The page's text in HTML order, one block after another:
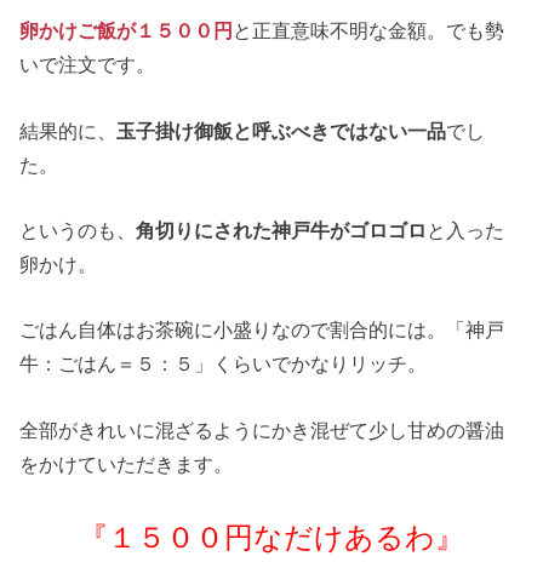
卵かけご飯が１５００円 と正直意味不明な金額。でも勢
いで注文です。
結果的に、 玉子掛け御飯と呼ぶべきではない一品でし
た。
というのも、角切りにされた神戸牛がゴロゴロ と入った
卵かけ。
ごはん自体はお茶碗に小盛りなので割合的には。「神戸
牛：ごはん＝５：５」くらいでかなりリッチ。
全部がきれいに混ざるようにかき混ぜて少し甘めの醤油
をかけていただきます。
『１５００円なだけあるわ』